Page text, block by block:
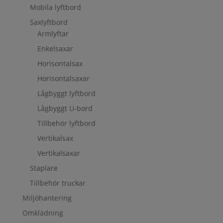
Mobila lyftbord
Saxlyftbord
Armlyftar
Enkelsaxar
Horisontalsax
Horisontalsaxar
Lågbyggt lyftbord
Lågbyggt U-bord
Tillbehör lyftbord
Vertikalsax
Vertikalsaxar
Staplare
Tillbehör truckar
Miljöhantering
Omklädning